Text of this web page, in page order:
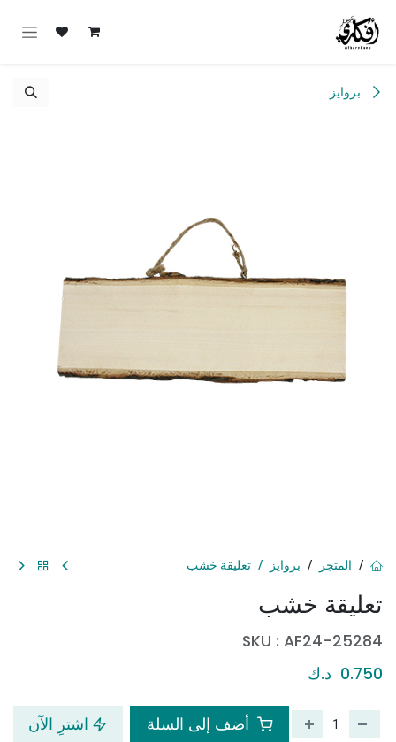
بروايز
تعليقة خشب
SKU : AF24-25284
0.750 د.ك
أضف إلى السلة اشترِ الآن
المتجر بروايز تعليقة خشب